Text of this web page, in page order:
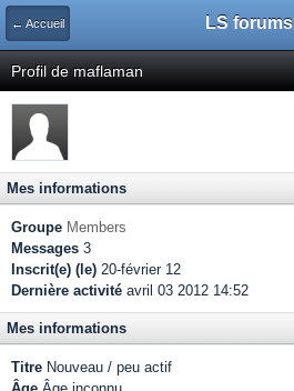
← Accueil LS forums
Profil de maflaman
Mes informations
Groupe Members
Messages 3
Inscrit(e) (le) 20-février 12
Dernière activité avril 03 2012 14:52
Mes informations
Titre Nouveau / peu actif